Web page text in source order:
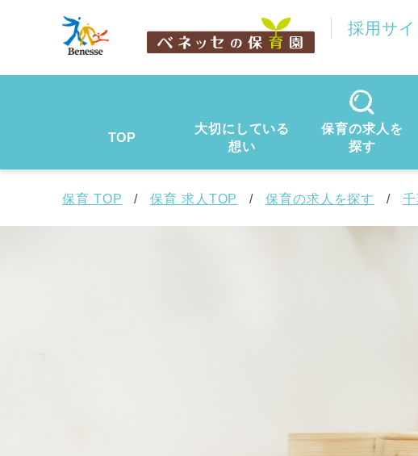
採用サイ
TOP
大切にしている
想い
保育の求人を
探す
保育 TOP 保育 求人TOP 保育の求人を探す